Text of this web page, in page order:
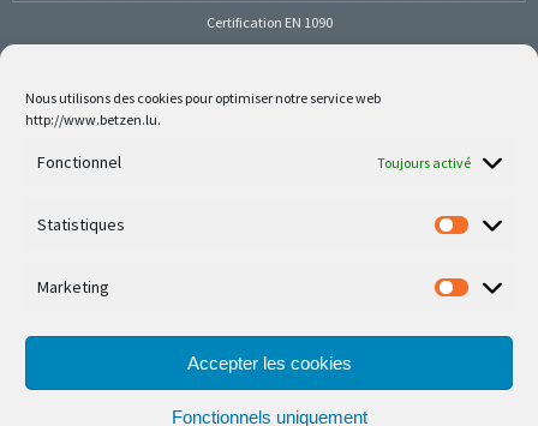
Nous utilisons des cookies pour optimiser notre service web
http://www.betzen.lu.
Fonctionnel Toujours activé
Statistiques
Marketing
Accepter les cookies
Fonctionnels uniquement
Certification EN 1090
Follow us on social media